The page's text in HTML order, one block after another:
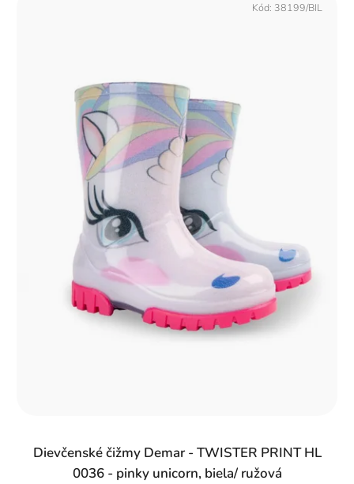
Dievčenské čižmy Demar - TWISTER PRINT HL
0036 - pinky unicorn, biela/ ružová
Kód: 38199/BIL